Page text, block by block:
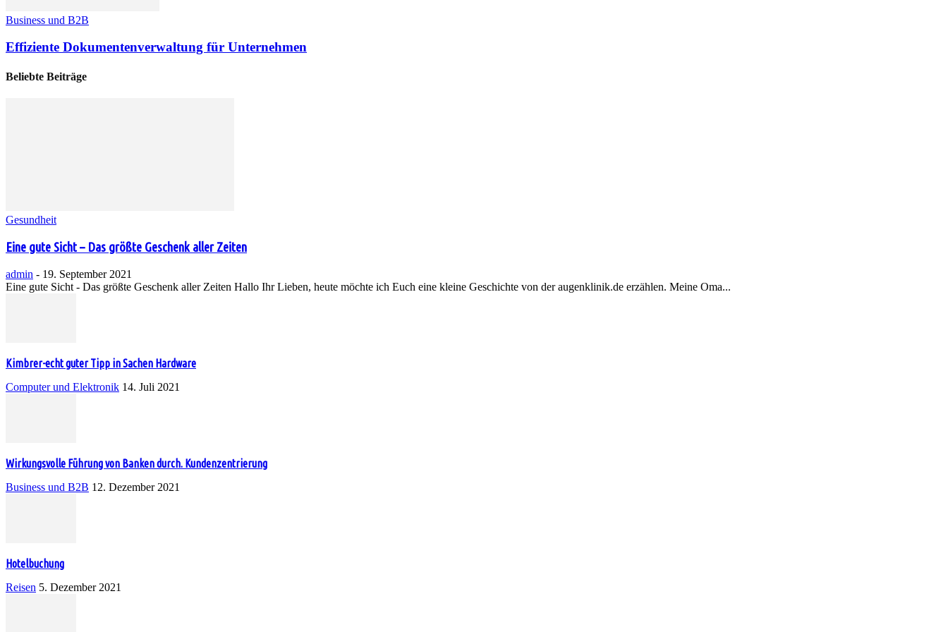
Business und B2B
Effiziente Dokumentenverwaltung für Unternehmen
Beliebte Beiträge
Gesundheit
Eine gute Sicht – Das größte Geschenk aller Zeiten
admin - 19. September 2021
Eine gute Sicht - Das größte Geschenk aller Zeiten Hallo Ihr Lieben, heute möchte ich Euch eine kleine Geschichte von der augenklinik.de erzählen. Meine Oma...
Kimbrer-echt guter Tipp in Sachen Hardware
Computer und Elektronik 14. Juli 2021
Wirkungsvolle Führung von Banken durch. Kundenzentrierung
Business und B2B 12. Dezember 2021
Hotelbuchung
Reisen 5. Dezember 2021